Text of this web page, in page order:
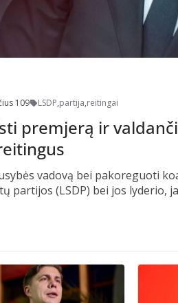
109 LSDP,partija,reitingai
premjerą ir
vadovą bei pakoreguoti
partijos (LSDP) bei jos lyderio,